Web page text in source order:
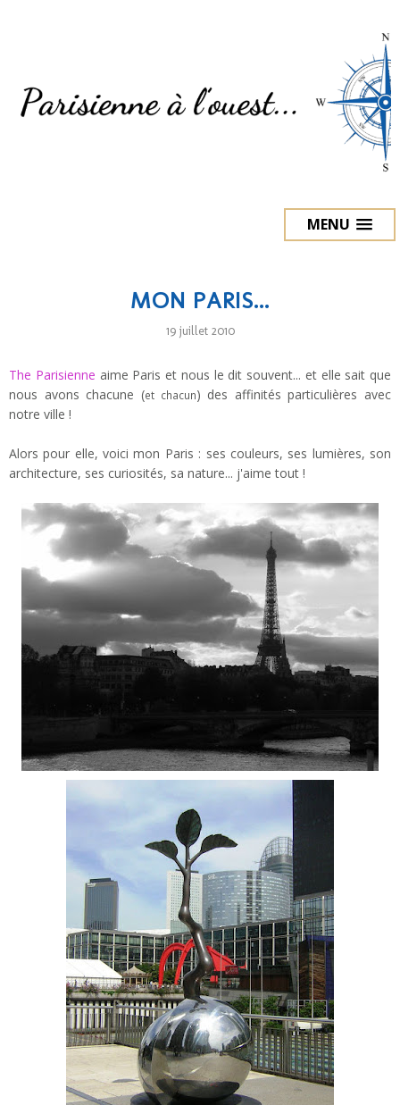
MENU
MON PARIS...
19 juillet 2010
The Parisienne aime Paris et nous le dit souvent... et elle sait que
nous avons chacune (et chacun) des affinités particulières avec
notre ville !
Alors pour elle, voici mon Paris : ses couleurs, ses lumières, son
architecture, ses curiosités, sa nature... j'aime tout !